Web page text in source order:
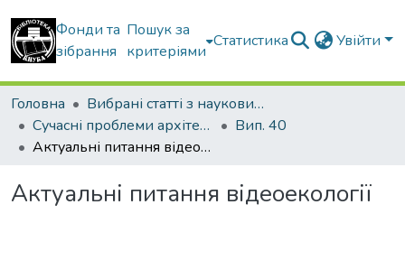
Фонди та
зібрання
Пошук за
критеріями
Статистика Увійти
Головна
Вибрані статті з наукових збірників КНУБА
Сучасні проблеми архітектури та містобудування
Вип. 40
Актуальні питання відеоекології
Актуальні питання відеоекології